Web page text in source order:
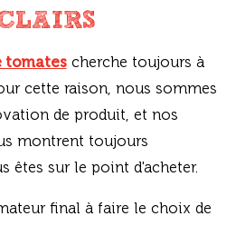
tomatescherche toujours à
cette raison, nous sommes
de produit, et nos
montrent toujours
êtes sur le point d'acheter.
final à faire le choix de